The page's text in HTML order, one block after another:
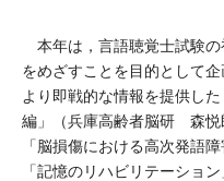
本年は，言語聴覚士試験の
をめざすことを目的として
より即戦的な情報を提供し
編」（兵庫高齢者脳研 森悦
「脳損傷における高次発語
「記憶のリハビリテーショ